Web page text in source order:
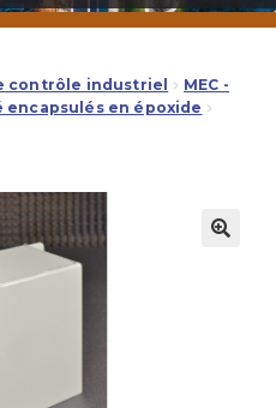
Transformateurs
Guide d’Achat
contrôle industriel
MEC -
en époxide